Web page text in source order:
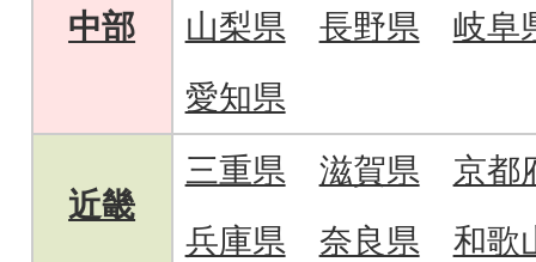
中部
山梨県
長野県
岐阜
愛知県
近畿
三重県 滋賀県
京都
兵庫県
奈良県 和歌